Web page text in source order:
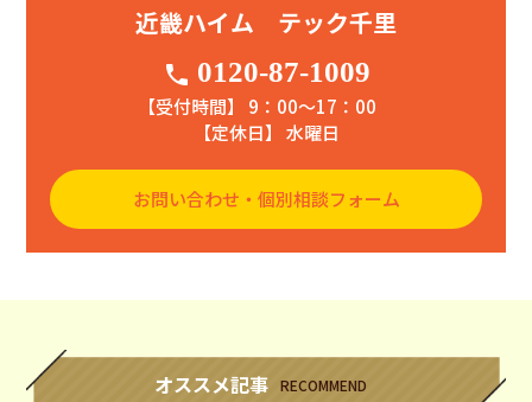
近畿ハイム テック千里
phone 0120-87-1009
【受付時間】 9：00〜17：00
【定休日】 水曜日
お問い合わせ・個別相談フォーム
オススメ記事 RECOMMEND